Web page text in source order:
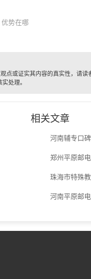
势在哪
点或证实其内容的真实性，请
处理。
相关文章
河南辅专口
郑州平原邮
珠海市特殊
河南平原邮